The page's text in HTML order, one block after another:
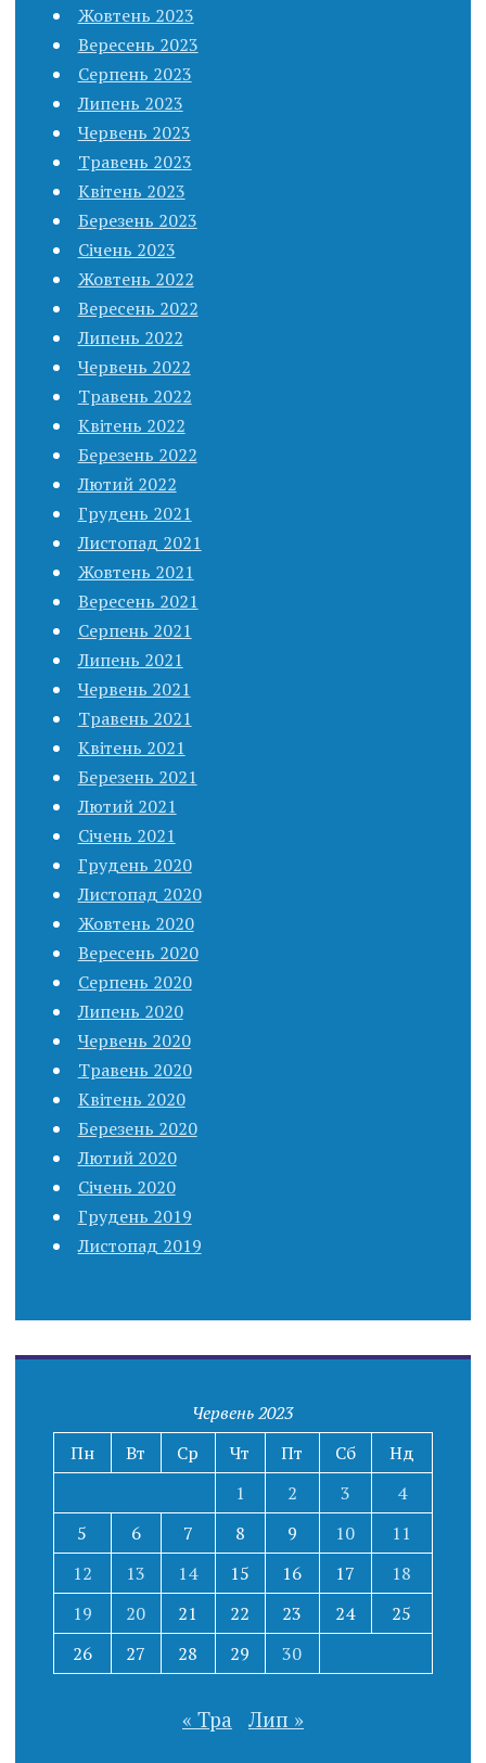
Жовтень 2023
Вересень 2023
Серпень 2023
Липень 2023
Червень 2023
Травень 2023
Квітень 2023
Березень 2023
Січень 2023
Жовтень 2022
Вересень 2022
Липень 2022
Червень 2022
Травень 2022
Квітень 2022
Березень 2022
Лютий 2022
Грудень 2021
Листопад 2021
Жовтень 2021
Вересень 2021
Серпень 2021
Липень 2021
Червень 2021
Травень 2021
Квітень 2021
Березень 2021
Лютий 2021
Січень 2021
Грудень 2020
Листопад 2020
Жовтень 2020
Вересень 2020
Серпень 2020
Липень 2020
Червень 2020
Травень 2020
Квітень 2020
Березень 2020
Лютий 2020
Січень 2020
Грудень 2019
Листопад 2019
Червень 2023
Пн
Вт Ср Чт Пт Сб
Нд
1
2 3
4
5
6 7 8 9 10
11
12
13 14 15 16 17
18
19
20 21 22 23 24
25
26
27 28 29 30
« Тра Лип »